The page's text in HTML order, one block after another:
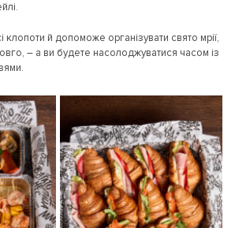
й допоможе організувати свято мрії,
– а ви будете насолоджуватися часом із